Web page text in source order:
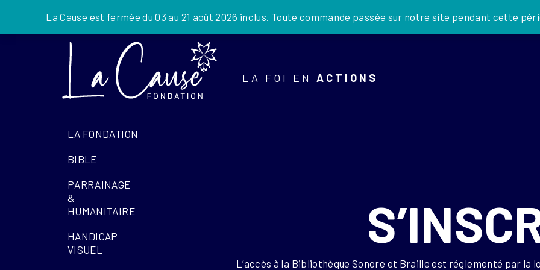
La Cause est fermée du 03 au 21 août 2026 inclus. Toute commande passée sur notre site pendant cette
JE DONNE
LA FOI EN ACTIONS
LA FONDATION
BIBLE
PARRAINAGE
&
HUMANITAIRE
HANDICAP
VISUEL
L’accès à la Bibliothèque Sonore et Braille est réglementé par la